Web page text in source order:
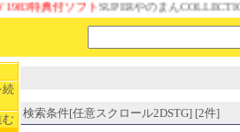
典付ソフトSUPERやのまんCOLLECTION
続
検索条件[任意スクロール2DSTG] [2件]